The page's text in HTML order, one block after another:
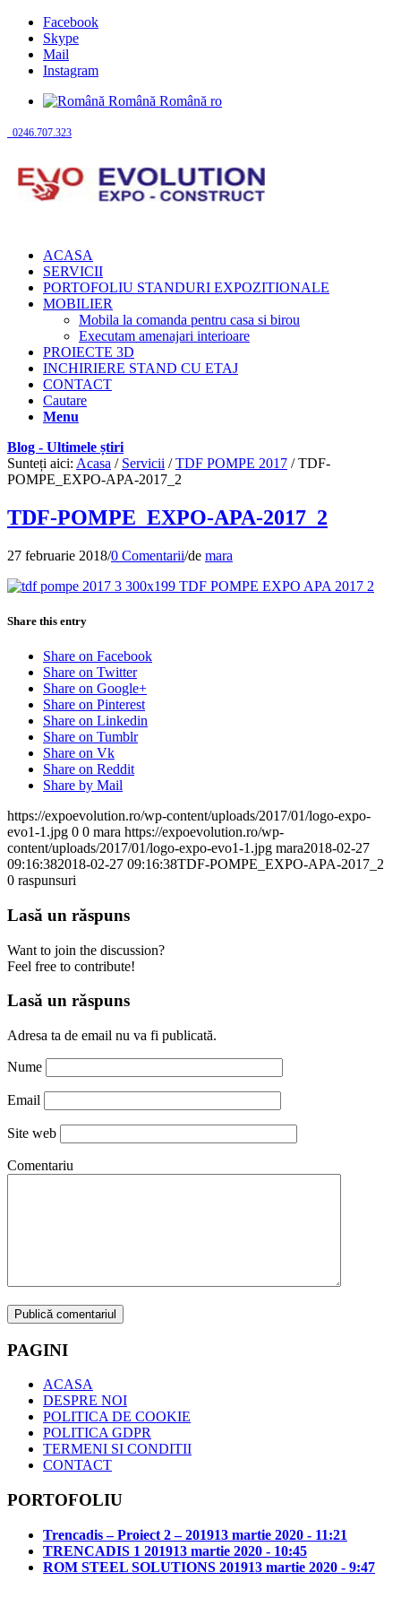
Facebook
Skype
Mail
Instagram
Română Română ro
0246.707.323
ACASA
SERVICII
PORTOFOLIU STANDURI EXPOZITIONALE
MOBILIER
Mobila la comanda pentru casa si birou
Executam amenajari interioare
PROIECTE 3D
INCHIRIERE STAND CU ETAJ
CONTACT
Cautare
Menu
Blog - Ultimele știri
Sunteți aici: Acasa / Servicii / TDF POMPE 2017 / TDF-
POMPE_EXPO-APA-2017_2
TDF-POMPE_EXPO-APA-2017_2
27 februarie 2018/0 Comentarii/de mara
Share this entry
Share on Facebook
Share on Twitter
Share on Google+
Share on Pinterest
Share on Linkedin
Share on Tumblr
Share on Vk
Share on Reddit
Share by Mail
https://expoevolution.ro/wp-content/uploads/2017/01/logo-expo-
evo1-1.jpg 0 0 mara https://expoevolution.ro/wp-
content/uploads/2017/01/logo-expo-evo1-1.jpg mara2018-02-27
09:16:382018-02-27 09:16:38TDF-POMPE_EXPO-APA-2017_2
0 raspunsuri
Lasă un răspuns
Want to join the discussion?
Feel free to contribute!
Lasă un răspuns
Adresa ta de email nu va fi publicată.
Nume
Email
Site web
Comentariu
PAGINI
ACASA
DESPRE NOI
POLITICA DE COOKIE
POLITICA GDPR
TERMENI SI CONDITII
CONTACT
PORTOFOLIU
Trencadis – Proiect 2 – 201913 martie 2020 - 11:21
TRENCADIS 1 201913 martie 2020 - 10:45
ROM STEEL SOLUTIONS 201913 martie 2020 - 9:47